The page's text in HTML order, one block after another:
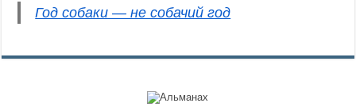
Год собаки — не собачий год